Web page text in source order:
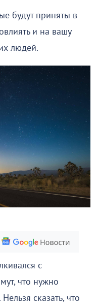
будут приняты в
и на вашу
людей.
с
что нужно
сказать, что